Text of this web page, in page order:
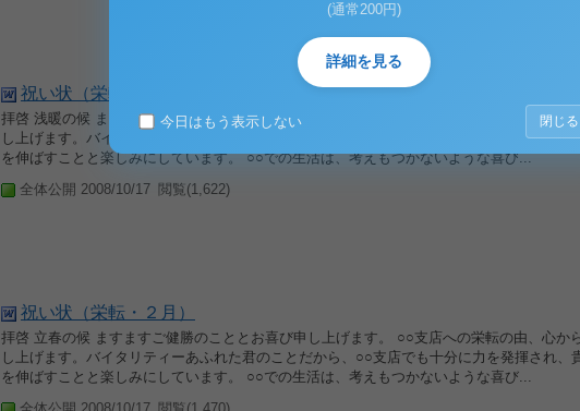
祝い状（栄転・３月）
拝啓 浅暖の候 ますますご健勝のこととお喜び申し上げます。 ○○支店への栄転の由、心か
し上げます。バイタリティーあふれた君のことだから、○○支店でも十分に力を発揮され、
を伸ばすことと楽しみにしています。 ○○での生活は、考えもつかないような喜び...
全体公開 2008/10/17 閲覧(1,622)
祝い状（栄転・２月）
拝啓 立春の候 ますますご健勝のこととお喜び申し上げます。 ○○支店への栄転の由、心か
し上げます。バイタリティーあふれた君のことだから、○○支店でも十分に力を発揮され、
を伸ばすことと楽しみにしています。 ○○での生活は、考えもつかないような喜び...
(通常200円)
詳細を見る
今日はもう表示しない 閉じる